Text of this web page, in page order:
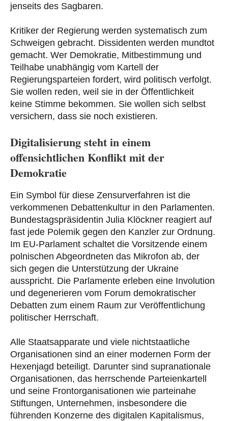
jenseits des Sagbaren.
Kritiker der Regierung werden systematisch zum
Schweigen gebracht. Dissidenten werden mundtot
gemacht. Wer Demokratie, Mitbestimmung und
Teilhabe unabhängig vom Kartell der
Regierungsparteien fordert, wird politisch verfolgt.
Sie wollen reden, weil sie in der Öffentlichkeit
keine Stimme bekommen. Sie wollen sich selbst
versichern, dass sie noch existieren.
Digitalisierung steht in einem
offensichtlichen Konflikt mit der
Demokratie
Ein Symbol für diese Zensurverfahren ist die
verkommenen Debattenkultur in den Parlamenten.
Bundestagspräsidentin Julia Klöckner reagiert auf
fast jede Polemik gegen den Kanzler zur Ordnung.
Im EU-Parlament schaltet die Vorsitzende einem
polnischen Abgeordneten das Mikrofon ab, der
sich gegen die Unterstützung der Ukraine
ausspricht. Die Parlamente erleben eine Involution
und degenerieren vom Forum demokratischer
Debatten zum einem Raum zur Veröffentlichung
politischer Herrschaft.
Alle Staatsapparate und viele nichtstaatliche
Organisationen sind an einer modernen Form der
Hexenjagd beteiligt. Darunter sind supranationale
Organisationen, das herrschende Parteienkartell
und seine Frontorganisationen wie parteinahe
Stiftungen, Unternehmen, insbesondere die
führenden Konzerne des digitalen Kapitalismus,